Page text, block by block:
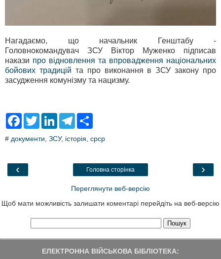
Нагадаємо, що начальник Генштабу -
Головнокомандувач ЗСУ Віктор Муженко підписав
накази про відновлення та впровадження національних
бойових традицій та про виконання в ЗСУ закону про
засудження комунізму та нацизму.
F
e
o
T
t
L
k
T
e
a
r
# документи ЗСУ, історія срср
‹ ›
Головна сторінка
Переглянути веб-версію
Щоб мати можливість залишати коментарі перейдіть на веб-версію
ЕЛЕКТРОННА ВІЙСЬКОВА БІБЛІОТЕКА: